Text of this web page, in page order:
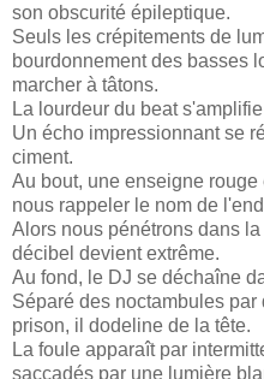
son obscurité épileptique.
Seuls les crépitements de
bourdonnement des basses
marcher à tâtons.
La lourdeur du beat
Un écho impressionnantse
ciment.
Au bout, une enseigne
nous rappeler le nom de
Alors nous pénétrons dans
décibel devient extrême.
Au fond, le DJ se déchaîne
Séparé des noctambules
prison, il dodeline de la tête.
La foule apparaît par
saccadés par une lumière